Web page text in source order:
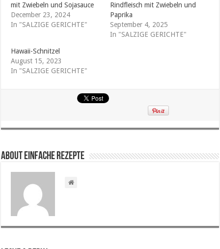
mit Zwiebeln und Sojasauce
December 23, 2024
In "SALZIGE GERICHTE"
Rindfleisch mit Zwiebeln und
Paprika
September 4, 2025
In "SALZIGE GERICHTE"
Hawaii-Schnitzel
August 15, 2023
In "SALZIGE GERICHTE"
About Einfache Rezepte